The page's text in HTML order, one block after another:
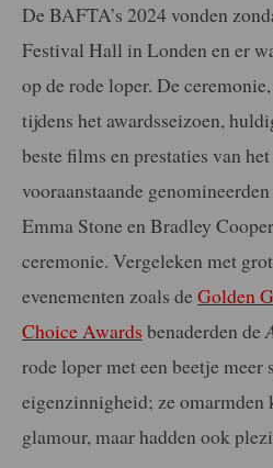
De BAFTA’s 2024 vonden
Festival Hall in Londen en er
op de rode loper. De
tijdens het awardsseizoen,
beste films en prestaties van
vooraanstaande
Emma Stone en Bradley
ceremonie. Vergeleken met
evenementen zoals de Golden
Choice Awards benaderden de
rode loper met een beetje meer
eigenzinnigheid; ze
glamour, maar hadden ook